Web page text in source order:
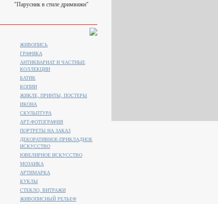
"Парусник в стиле дримвижн"
ЖИВОПИСЬ
ГРАФИКА
АНТИКВАРИАТ И ЧАСТНЫЕ
КОЛЛЕКЦИИ
БАТИК
КОПИИ
ЖИКЛЕ, ПРИНТЫ, ПОСТЕРЫ
ИКОНА
СКУЛЬПТУРА
АРТ-ФОТОГРАФИЯ
ПОРТРЕТЫ НА ЗАКАЗ
ДЕКОРАТИВНОЕ-ПРИКЛАДНОЕ
ИСКУССТВО
ЮВЕЛИРНОЕ ИСКУССТВО
МОЗАИКА
АРТИМАРКА
КУКЛЫ
СТЕКЛО, ВИТРАЖИ
ЖИВОПИСНЫЙ РЕЛЬЕФ